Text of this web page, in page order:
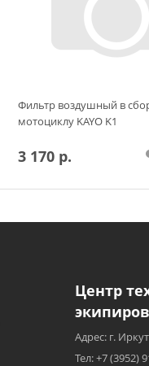
Фильтр воздушный в
мотоциклу KAYO K1
3 170 р.
Центр
Адрес: г.
Тел: +7 (3952)